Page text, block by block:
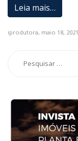
Leia mais…
iprodutora, maio 18, 2021